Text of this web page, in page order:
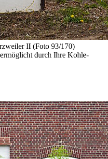
II (Foto 93/170)
durch Ihre Kohle-